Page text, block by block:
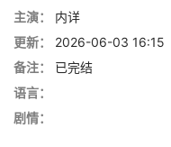
主演：
内详
更新：
2026-06-03 16:15
备注：
已完结
语言：
剧情：